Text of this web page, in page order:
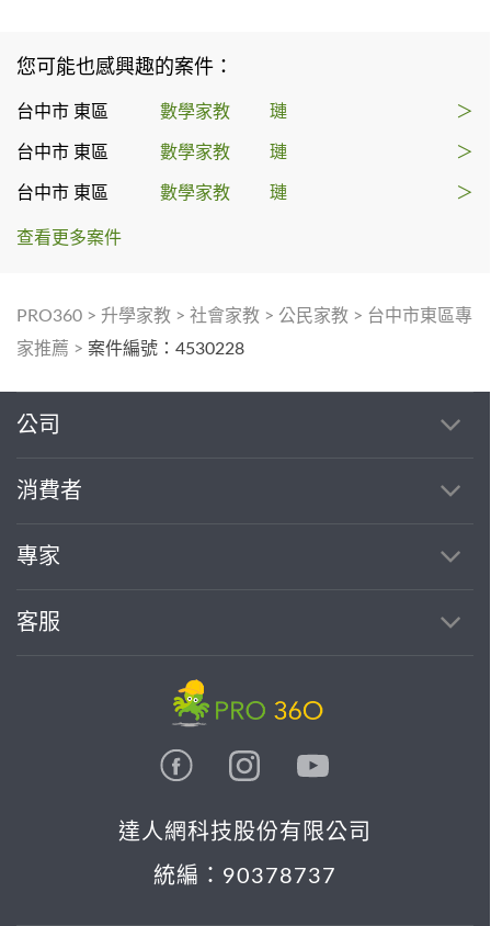
您可能也感興趣的案件：
台中市 東區 數學家教 璉 ＞
台中市 東區 數學家教 璉 ＞
台中市 東區 數學家教 璉 ＞
查看更多案件
PRO360 > 升學家教 > 社會家教 > 公民家教 > 台中市東區專
家推薦 > 案件編號：4530228
公司
消費者
專家
客服
達人網科技股份有限公司
統編：90378737